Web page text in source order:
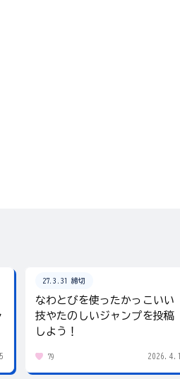
27.3.31 締切
なわとびを使ったかっこいい
技やたのしいジャンプを投稿
しよう！
79 2026.4.1